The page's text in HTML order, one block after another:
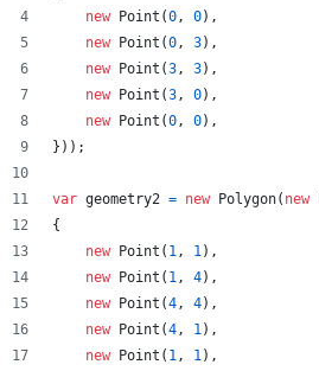
new
Point (0, 0) ,
new
Point (0, 3) ,
new
Point (3, 3) ,
new
Point (3, 0) ,
new
Point (0, 0) ,
} ) ) ;
var geometry2 = new Polygon( new
{
new
Point ( 1, 1) ,
new
Point ( 1, 4) ,
new
Point (4, 4) ,
new
Point (4, 1) ,
new
Point ( 1, 1) ,